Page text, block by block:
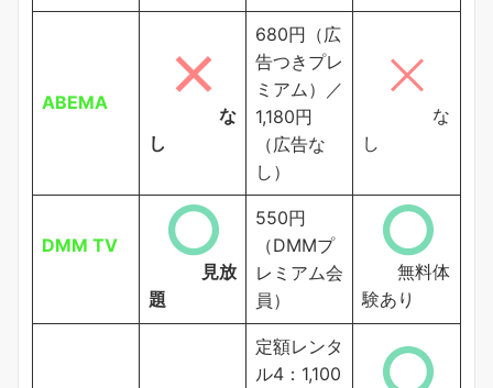
ABEMA
な
し
680円（広
告つきプレ
ミアム）／
1,180円
（広告な
し）
な
し
DMM TV
見放
題
550円
（DMMプ
レミアム会
員）
無料体
験あり
定額レンタ
ル4：1,100